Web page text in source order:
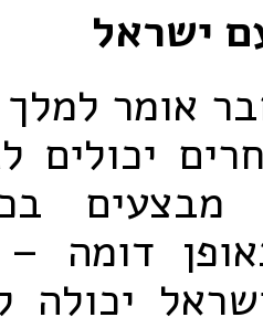
ישראל
אומר
יכולים
מבצעים
דומה –
יכולה